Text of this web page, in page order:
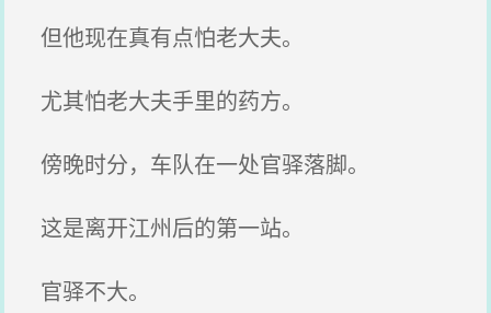
但他现在真有点怕老大夫。
尤其怕老大夫手里的药方。
傍晚时分，车队在一处官驿落脚。
这是离开江州后的第一站。
官驿不大。